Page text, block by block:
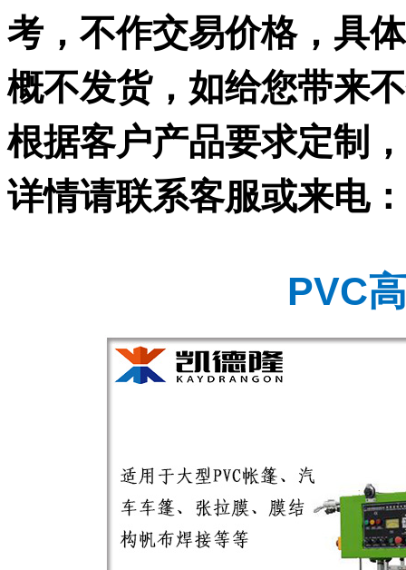
考，不作交易价格，具
概不发货，如给您带来
根据客户产品要求定制
详情请联系客服或来电：
PVC